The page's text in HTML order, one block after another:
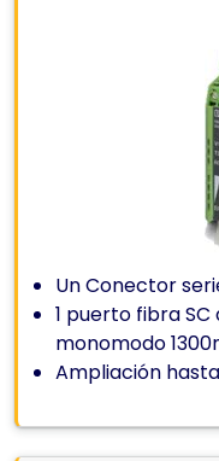
Un Conector
1 puerto fibra
monomodo
Ampliación